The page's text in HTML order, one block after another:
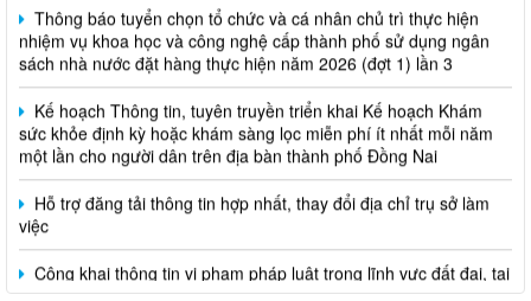
sách nhà nước đặt hàng thực hiện năm 2026 (đợt 1) lần 3
Kế hoạch Thông tin, tuyên truyền triển khai Kế hoạch Khám
sức khỏe định kỳ hoặc khám sàng lọc miễn phí ít nhất mỗi năm
một lần cho người dân trên địa bàn thành phố Đồng Nai
Hỗ trợ đăng tải thông tin hợp nhất, thay đổi địa chỉ trụ sở làm
Công khai thông tin vi phạm pháp luật trong lĩnh vực đất đai, tại